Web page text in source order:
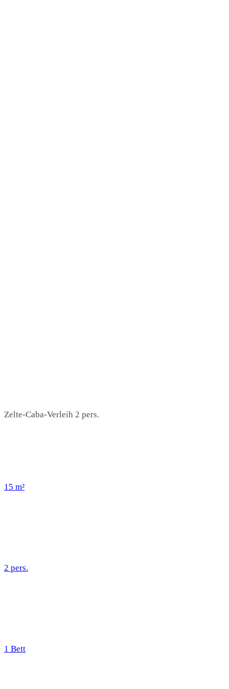
Zelte-Caba-Verleih 2 pers.
15 m²
2 pers.
1 Bett